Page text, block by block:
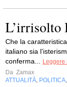
L’irrisolto
Che la
italiano sia
conferma...
Leggere
Da Zamax
ATTUALITÀ POLITICA